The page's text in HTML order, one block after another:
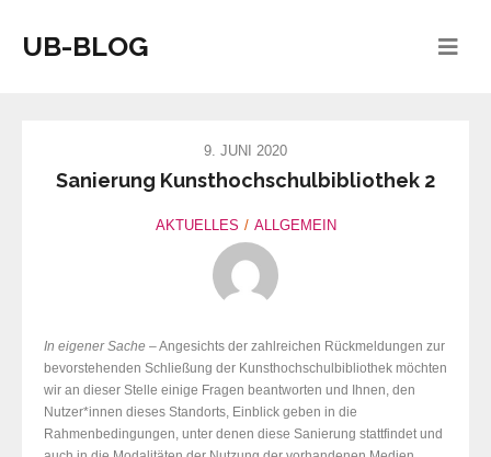
UB-BLOG
9. JUNI 2020
Sanierung Kunsthochschulbibliothek 2
AKTUELLES ALLGEMEIN
In eigener Sache – Angesichts der zahlreichen Rückmeldungen zur
bevorstehenden Schließung der Kunsthochschulbibliothek möchten
wir an dieser Stelle einige Fragen beantworten und Ihnen, den
Nutzer*innen dieses Standorts, Einblick geben in die
Rahmenbedingungen, unter denen diese Sanierung stattfindet und